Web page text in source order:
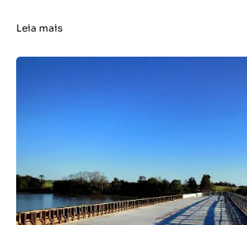
Leia mais